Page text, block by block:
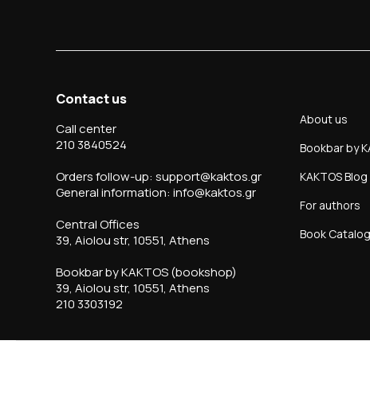
Contact us
Call center
210 3840524
Orders follow-up: support@kaktos.gr
General information: info@kaktos.gr
Central Offices
39, Aiolou str, 10551, Athens
Bookbar by KAKTOS (bookshop)
39, Aiolou str, 10551, Athens
210 3303192
About us
Bookbar by
KAKTOS Blog
For authors
Book